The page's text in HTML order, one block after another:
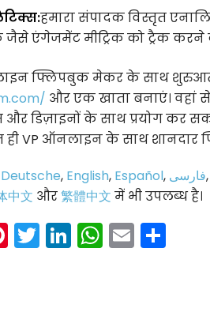
हमारा संपादक विस्तृत
एंगेजमेंट मीट्रिक को ट्रैक करने
फ्लिपबुक मेकर के साथ
और एक खाता बनाएं।
डिज़ाइनों के साथ प्रयोग कर
VP ऑनलाइन के साथ शानदार
Deutsche, English, Español, فارسی,
中文 और繁體中文 में भी उपलब्ध है।
Pinterest
Twitter
LinkedIn
Email